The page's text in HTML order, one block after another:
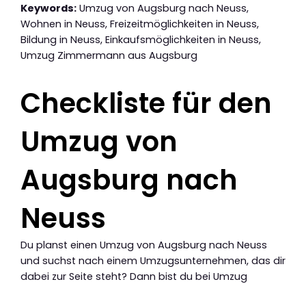
Keywords: Umzug von Augsburg nach Neuss,
Wohnen in Neuss, Freizeitmöglichkeiten in Neuss,
Bildung in Neuss, Einkaufsmöglichkeiten in Neuss,
Umzug Zimmermann aus Augsburg
Checkliste für den
Umzug von
Augsburg nach
Neuss
Du planst einen Umzug von Augsburg nach Neuss
und suchst nach einem Umzugsunternehmen, das dir
dabei zur Seite steht? Dann bist du bei Umzug